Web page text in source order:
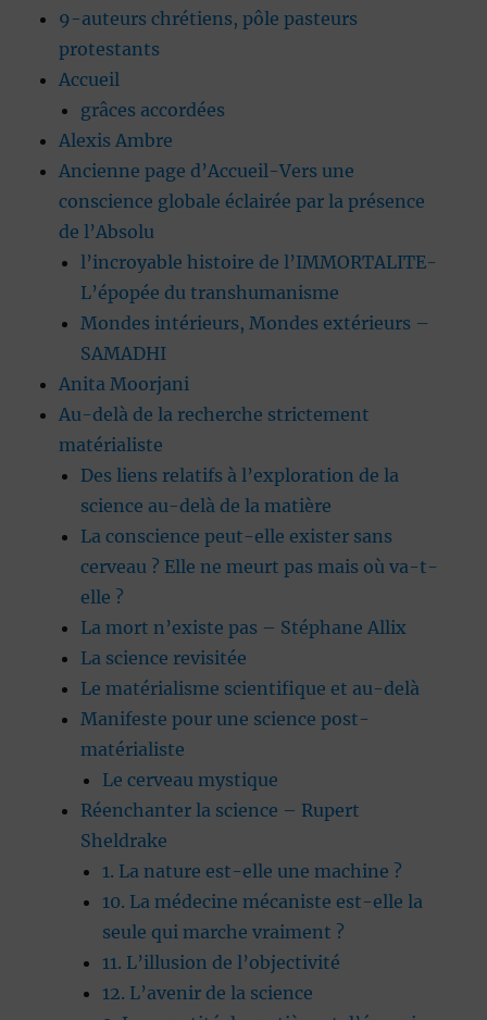
9-auteurs chrétiens, pôle pasteurs
protestants
Accueil
grâces accordées
Alexis Ambre
Ancienne page d’Accueil-Vers une
conscience globale éclairée par la présence
de l’Absolu
l’incroyable histoire de l’IMMORTALITE-
L’épopée du transhumanisme
Mondes intérieurs, Mondes extérieurs –
SAMADHI
Anita Moorjani
Au-delà de la recherche strictement
matérialiste
Des liens relatifs à l’exploration de la
science au-delà de la matière
La conscience peut-elle exister sans
cerveau ? Elle ne meurt pas mais où va-t-
elle ?
La mort n’existe pas – Stéphane Allix
La science revisitée
Le matérialisme scientifique et au-delà
Manifeste pour une science post-
matérialiste
Le cerveau mystique
Réenchanter la science – Rupert
Sheldrake
1. La nature est-elle une machine ?
10. La médecine mécaniste est-elle la
seule qui marche vraiment ?
11. L’illusion de l’objectivité
12. L’avenir de la science